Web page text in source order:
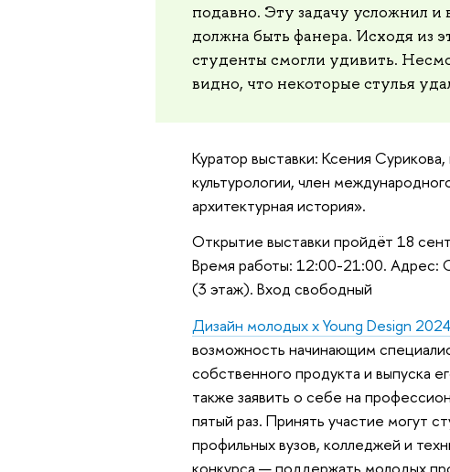
подавно. Эту задачу усложнил
должна быть фанера. Исходя из
студенты смогли удивить.
видно, что некоторые стулья
Куратор выставки: Ксения
культурологии, член
архитектурная история».
Открытие выставки пройдёт 18
Время работы: 12:00-21:00. Адрес:
(3 этаж). Вход свободный
Дизайн молодых х Young Design 2024
возможность начинающим
собственного продукта и выпуска
также заявить о себе на
пятый раз. Принять участие могут
профильных вузов, колледжей и